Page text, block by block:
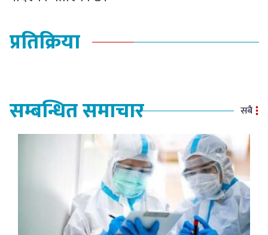
प्रतिक्रिया
सम्बन्धित समाचार सबै